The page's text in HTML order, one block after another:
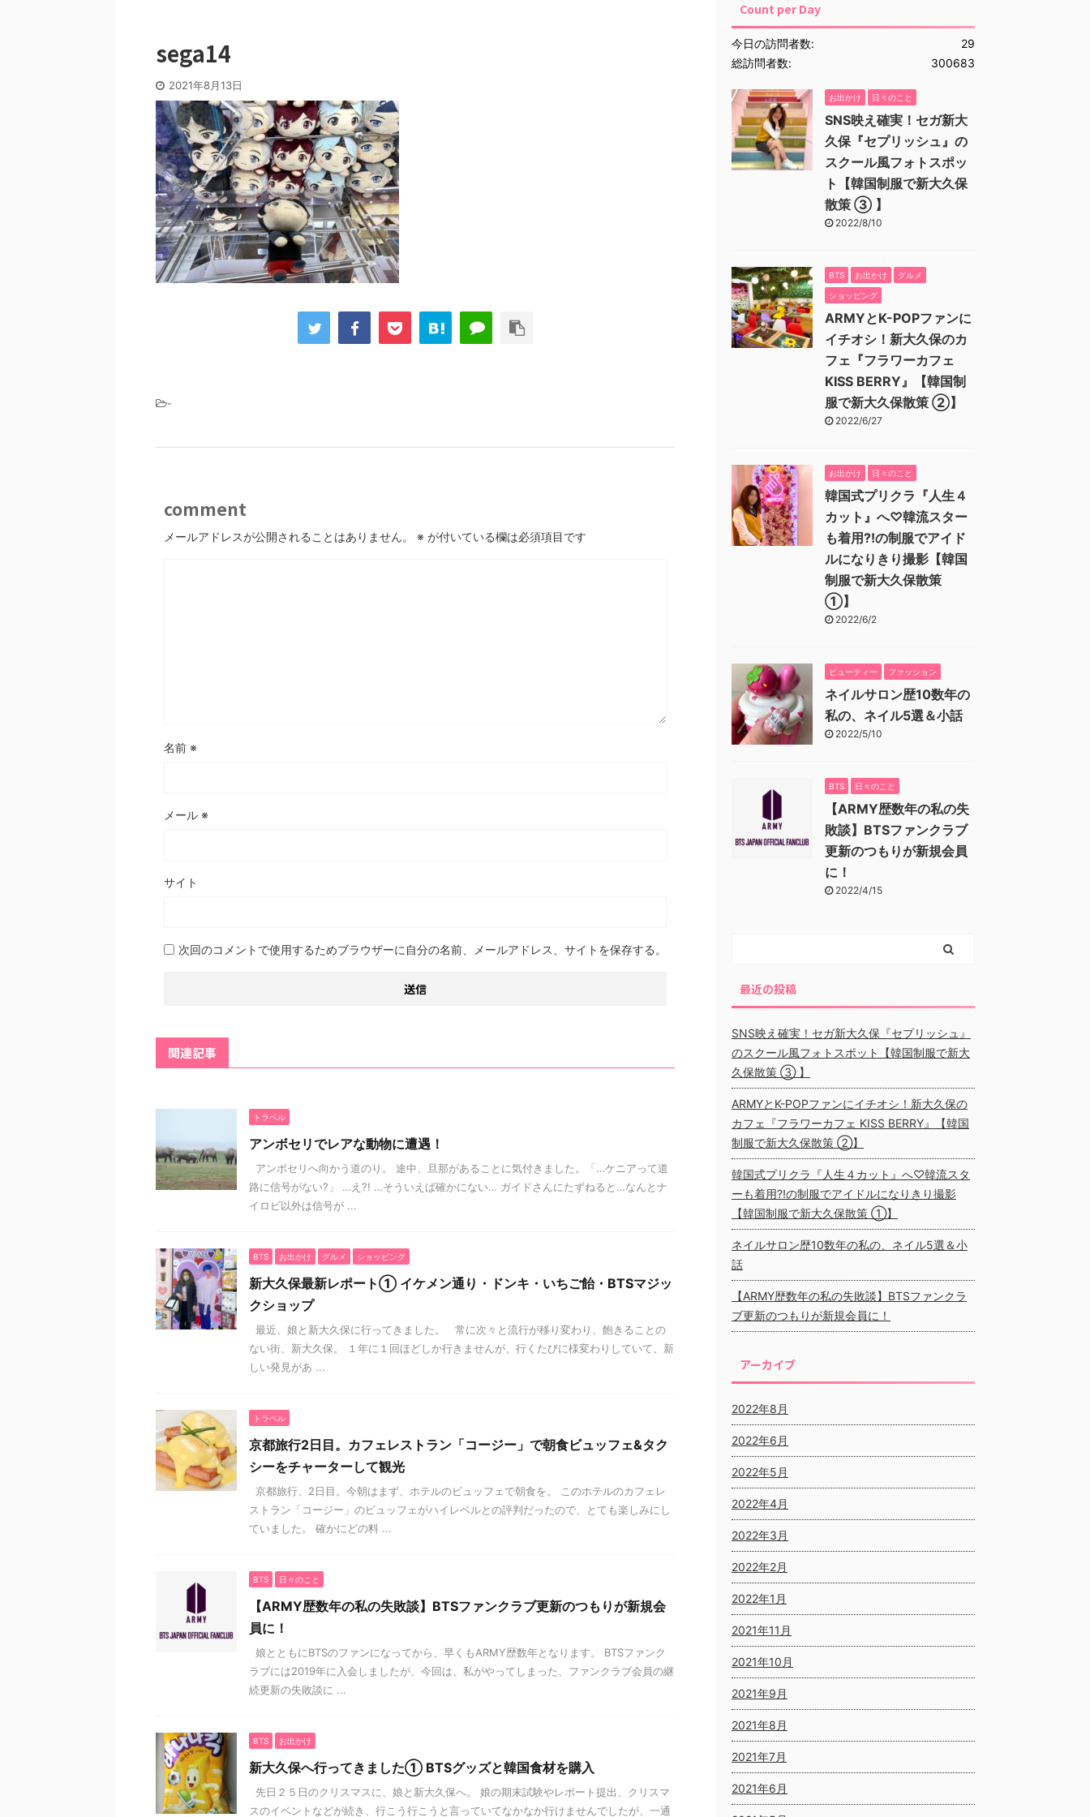
sega14
2021年8月13日
-
comment
メールアドレスが公開されることはありません。 ※ が付いている欄は必須項目です
名前 ※
メール ※
サイト
次回のコメントで使用するためブラウザーに自分の名前、メールアドレス、サイトを保存する。
関連記事
トラベル
アンボセリでレアな動物に遭遇！
アンボセリへ向かう道のり。 途中、旦那があることに気付きました。「…ケニアって道
路に信号がない?」 …え?! …そういえば確かにない… ガイドさんにたずねると…なんとナ
イロビ以外は信号が ...
BTS お出かけ グルメ ショッピング
新大久保最新レポート① イケメン通り・ドンキ・いちご飴・BTSマジッ
クショップ
最近、娘と新大久保に行ってきました。 常に次々と流行が移り変わり、飽きることの
ない街、新大久保。 １年に１回ほどしか行きませんが、行くたびに様変わりしていて、新
しい発見があ ...
トラベル
京都旅行2日目。カフェレストラン「コージー」で朝食ビュッフェ&タク
シーをチャーターして観光
京都旅行、2日目。今朝はまず、ホテルのビュッフェで朝食を。 このホテルのカフェレ
ストラン「コージー」のビュッフェがハイレベルとの評判だったので、とても楽しみにし
ていました。 確かにどの料 ...
BTS 日々のこと
【ARMY歴数年の私の失敗談】BTSファンクラブ更新のつもりが新規会
員に！
娘とともにBTSのファンになってから、早くもARMY歴数年となります。 BTSファンク
ラブには2019年に入会しましたが、今回は、私がやってしまった、ファンクラブ会員の継
続更新の失敗談に ...
BTS お出かけ
新大久保へ行ってきました① BTSグッズと韓国食材を購入
先日２５日のクリスマスに、娘と新大久保へ。 娘の期末試験やレポート提出、クリスマ
スのイベントなどが続き、行こう行こうと言っていてなかなか行けませんでしたが、一通
Count per Day
29
今日の訪問者数:
300683
総訪問者数:
お出かけ 日々のこと
SNS映え確実！セガ新大
久保『セプリッシュ』の
スクール風フォトスポッ
ト【韓国制服で新大久保
散策 ③ 】
2022/8/10
BTS お出かけ グルメ
ショッピング
ARMYとK-POPファンに
イチオシ！新大久保のカ
フェ『フラワーカフェ
KISS BERRY』【韓国制
服で新大久保散策 ②】
2022/6/27
お出かけ 日々のこと
韓国式プリクラ『人生４
カット』へ♡韓流スター
も着用⁈の制服でアイド
ルになりきり撮影【韓国
制服で新大久保散策
①】
2022/6/2
ビューティー ファッション
ネイルサロン歴10数年の
私の、ネイル5選＆小話
2022/5/10
BTS 日々のこと
【ARMY歴数年の私の失
敗談】BTSファンクラブ
更新のつもりが新規会員
に！
2022/4/15
最近の投稿
SNS映え確実！セガ新大久保『セプリッシュ』
のスクール風フォトスポット【韓国制服で新大
久保散策 ③ 】
ARMYとK-POPファンにイチオシ！新大久保の
カフェ『フラワーカフェ KISS BERRY』【韓国
制服で新大久保散策 ②】
韓国式プリクラ『人生４カット』へ♡韓流スタ
ーも着用⁈の制服でアイドルになりきり撮影
【韓国制服で新大久保散策 ①】
ネイルサロン歴10数年の私の、ネイル5選＆小
話
【ARMY歴数年の私の失敗談】BTSファンクラ
ブ更新のつもりが新規会員に！
アーカイブ
2022年8月
2022年6月
2022年5月
2022年4月
2022年3月
2022年2月
2022年1月
2021年11月
2021年10月
2021年9月
2021年8月
2021年7月
2021年6月